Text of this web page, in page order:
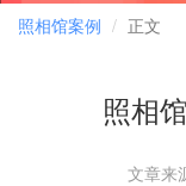
照相馆案例 正文
照相
文章